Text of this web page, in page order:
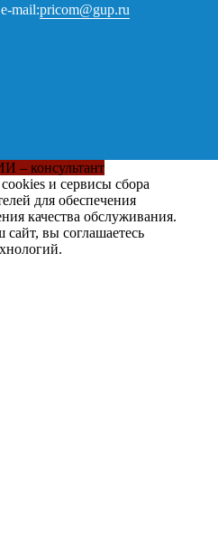
e-mail:pricom@gup.ru
– консультант
и сервисы сбора
для обеспечения
качества обслуживания.
вы соглашаетесь